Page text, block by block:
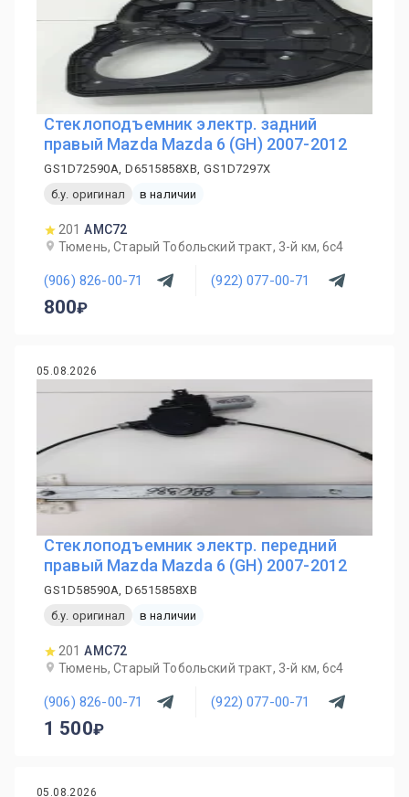
Стеклоподъемник электр. задний
правый Mazda Mazda 6 (GH) 2007-2012
GS1D72590A, D6515858XB, GS1D7297X
б.у. оригинал
в наличии
201 AMC72
Тюмень, Старый Тобольский тракт, 3-й км, 6с4
(906) 826-00-71 (922) 077-00-71
800
05.08.2026
Стеклоподъемник электр. передний
правый Mazda Mazda 6 (GH) 2007-2012
GS1D58590A, D6515858XB
б.у. оригинал
в наличии
201 AMC72
Тюмень, Старый Тобольский тракт, 3-й км, 6с4
(906) 826-00-71 (922) 077-00-71
1 500
05.08.2026